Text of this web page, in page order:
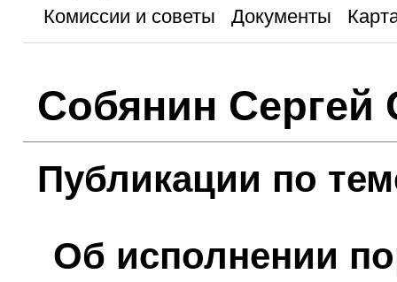
Комиссии и советы
Документы
Собянин Сергей
Публикации по
Об исполнении